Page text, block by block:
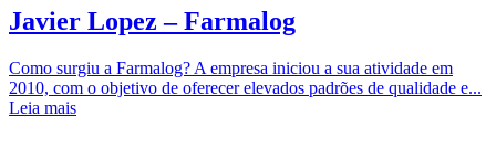
Javier Lopez – Farmalog
Como surgiu a Farmalog? A empresa iniciou a sua atividade em
2010, com o objetivo de oferecer elevados padrões de qualidade e...
Leia mais